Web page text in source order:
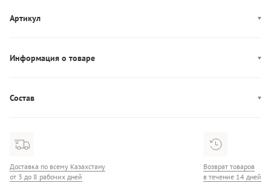
Артикул
Информация о товаре
Состав
Доставка по всему Казахстану
от 3 до 8 рабочих дней
Возврат товаров
в течение 14 дней